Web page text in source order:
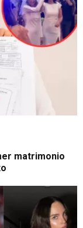
matrimonio